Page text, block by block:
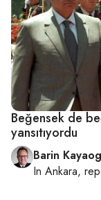
Beğensek de
yansıtıyordu
Barin
In Ankara,